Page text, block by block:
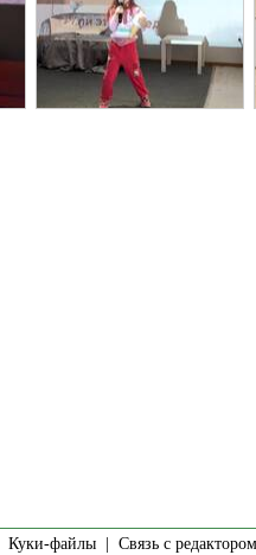
Куки-файлы| Связь с редактором